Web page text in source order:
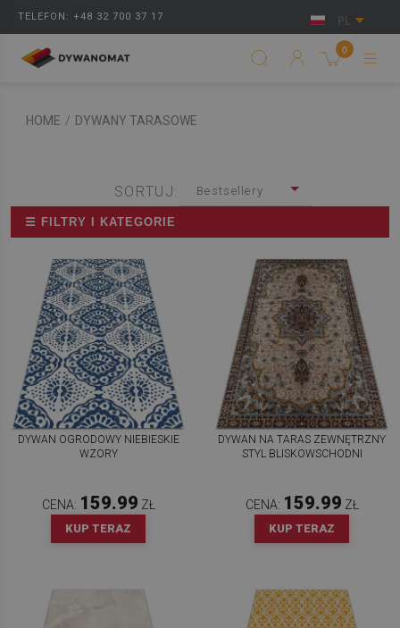
TELEFON: +48 32 700 37 17 PL
0
HOME / DYWANY TARASOWE
SORTUJ: Bestsellery
☰ FILTRY I KATEGORIE
DYWAN OGRODOWY NIEBIESKIE
WZORY
CENA: 159.99 ZŁ
KUP TERAZ
DYWAN NA TARAS ZEWNĘTRZNY
STYL BLISKOWSCHODNI
CENA: 159.99 ZŁ
KUP TERAZ